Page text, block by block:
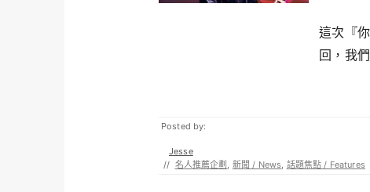
這次『
回，我
Posted by:
Jesse
// 名人推薦企劃 , 新聞 / News, 話題焦點 / Features